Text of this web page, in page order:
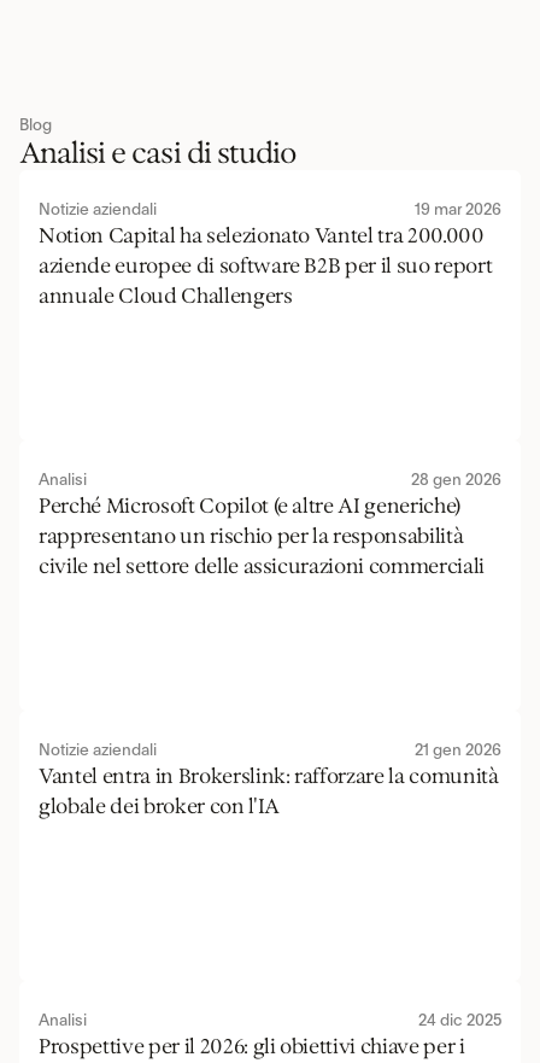
Blog
Analisi e casi di studio
Notizie aziendali 19 mar 2026
Notion Capital ha selezionato Vantel tra 200.000
aziende europee di software B2B per il suo report
annuale Cloud Challengers
Analisi 28 gen 2026
Perché Microsoft Copilot (e altre AI generiche)
rappresentano un rischio per la responsabilità
civile nel settore delle assicurazioni commerciali
Notizie aziendali 21 gen 2026
Vantel entra in Brokerslink: rafforzare la comunità
globale dei broker con l'IA
Analisi 24 dic 2025
Prospettive per il 2026: gli obiettivi chiave per i